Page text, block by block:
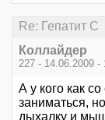
Re: Гепатит С
Коллайдер
227 - 14.06.2009 -
А у кого как
заниматься,
дыхалку и